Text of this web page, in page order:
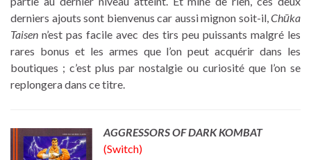
derniers ajouts sont bienvenus car aussi mignon soit-il,Chūka
Taisen n’est pas facile avec des tirs peu puissants malgré les
rares bonus et les armes que l’on peut acquérir dans les
boutiques ; c’est plus par nostalgie ou curiosité que l’on se
replongera dans ce titre.
AGGRESSORS OF DARK KOMBAT
(Switch)